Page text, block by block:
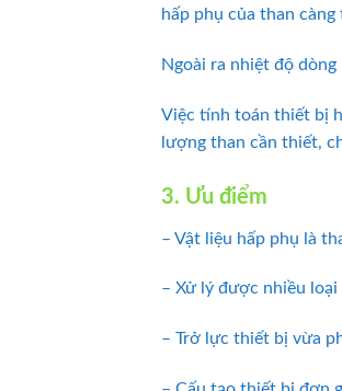
hấp phụ của than càng
Ngoài ra nhiệt độ
Việc tính toán thiết bị
lượng than cần thiết,
3. Ưu điểm
– Vật liệu hấp phụ là
– Xử lý được nhiều
– Trở lực thiết bị vừa